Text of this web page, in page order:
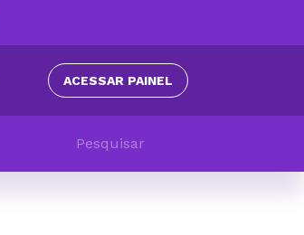
ACESSAR PAINEL